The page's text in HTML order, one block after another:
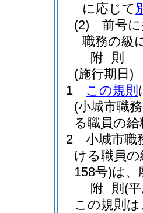
に応じて
(2) 前号に
職務の級
附 則
(施行期日)
1
この規則
(小城市職
る職員の
2
小城市職
ける職員
158号)は、
附 則 (
この規則